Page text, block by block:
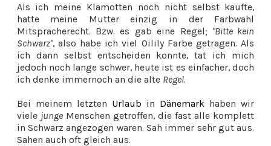
Als ich meine Klamotten noch nicht selbst kaufte,
hatte meine Mutter einzig in der Farbwahl
Mitspracherecht. Bzw. es gab eine Regel; "Bitte kein
Schwarz", also habe ich viel Oilily Farbe getragen. Als
ich dann selbst entscheiden konnte, tat ich mich
jedoch noch lange schwer, heute ist es einfacher, doch
ich denke immernoch an die alte Regel.
Bei meinem letzten Urlaub in Dänemark haben wir
viele jungeMenschen getroffen, die fast alle komplett
in Schwarz angezogen waren. Sah immer sehr gut aus.
Sahen auch oft gleich aus.